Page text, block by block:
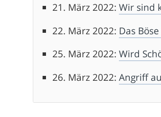
21. März 2022:Wir sind
22. März 2022: Das
25. März 2022:Wird
26. März 2022:Angriff